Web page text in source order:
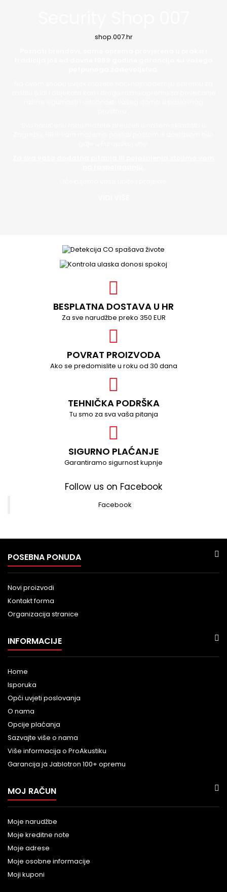
shop.007.hr
BESPLATNA DOSTAVA U HR
Za sve narudžbe preko 350 EUR
POVRAT PROIZVODA
Ako se predomislite u roku od 30 dana
TEHNIČKA PODRŠKA
Tu smo za sva vaša pitanja
SIGURNO PLAĆANJE
Garantiramo sigurnost kupnje
Follow us on Facebook
Facebook
POSEBNA PONUDA
Novi proizvodi
Kontakt forma
Organizacija stranice
INFORMACIJE
Home
Isporuka
Opći uvjeti poslovanja
O nama
Opcije plaćanja
Sazvajte više o nama
Više informacija o ProAkustiku
Garancija ja Jablotron 100+ opremu
MOJ RAČUN
Moje narudžbe
Moje kreditne note
Moje adrese
Moje osobne informacije
Moji kuponi